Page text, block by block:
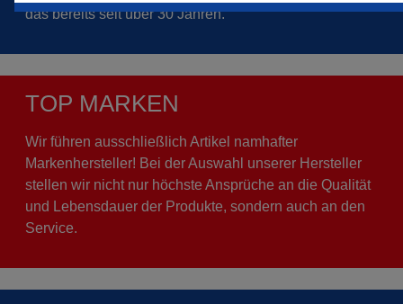
das bereits seit über 30 Jahren.
TOP MARKEN
Wir führen ausschließlich Artikel namhafter
Markenhersteller! Bei der Auswahl unserer Hersteller
stellen wir nicht nur höchste Ansprüche an die Qualität
und Lebensdauer der Produkte, sondern auch an den
Service.